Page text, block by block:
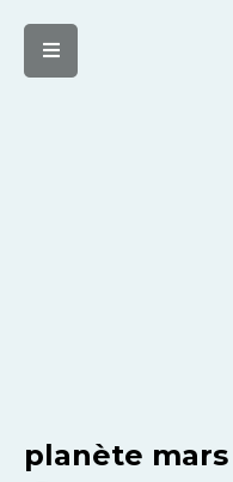
planète mars